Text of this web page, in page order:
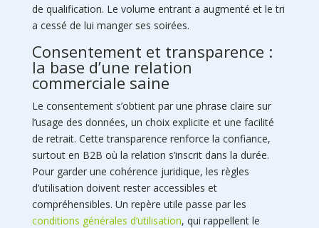
de qualification. Le volume entrant a augmenté et le tri
a cessé de lui manger ses soirées.
Consentement et transparence :
la base d’une relation
commerciale saine
Le consentement s’obtient par une phrase claire sur
l’usage des données, un choix explicite et une facilité
de retrait. Cette transparence renforce la confiance,
surtout en B2B où la relation s’inscrit dans la durée.
Pour garder une cohérence juridique, les règles
d’utilisation doivent rester accessibles et
compréhensibles. Un repère utile passe par les
conditions générales d’utilisation, qui rappellent le